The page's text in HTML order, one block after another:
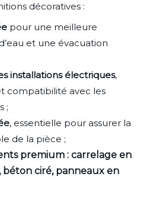
décoratives :
pour une meilleure
et une évacuation
installations électriques,
compatibilité avec les
;
, essentielle pour assurer la
de la pièce ;
premium : carrelage en
béton ciré, panneaux en